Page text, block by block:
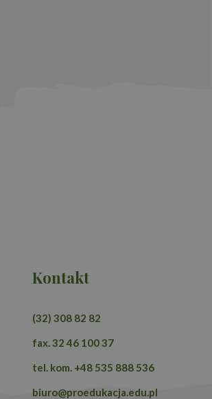
Kontakt
(32) 308 82 82
fax. 32 46 100 37
tel. kom. +48 535 888 536
biuro@proedukacja.edu.pl